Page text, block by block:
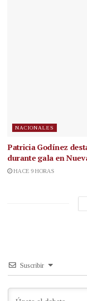
NACIONALES
Patricia Godínez
durante gala en
HACE 9 HORAS
Suscribir